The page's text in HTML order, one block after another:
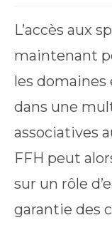
L’accès aux
maintenant
les
dans une
associatives
FFH peut
sur un rôle
garantie des